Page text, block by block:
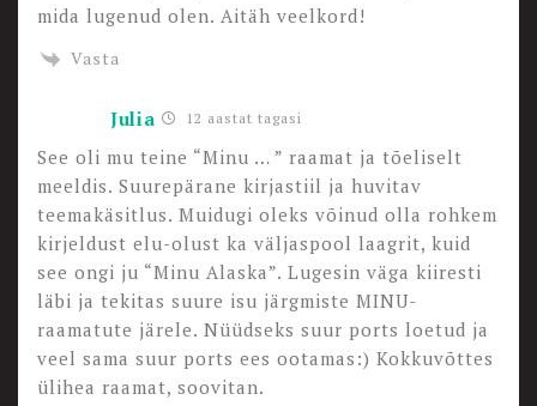
mida lugenud olen. Aitäh veelkord!
Vasta
Julia 12 aastat tagasi
See oli mu teine “Minu … ” raamat ja tõeliselt
meeldis. Suurepärane kirjastiil ja huvitav
teemakäsitlus. Muidugi oleks võinud olla rohkem
kirjeldust elu-olust ka väljaspool laagrit, kuid
see ongi ju “Minu Alaska”. Lugesin väga kiiresti
läbi ja tekitas suure isu järgmiste MINU-
raamatute järele. Nüüdseks suur ports loetud ja
veel sama suur ports ees ootamas:) Kokkuvõttes
ülihea raamat, soovitan.